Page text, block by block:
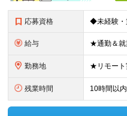
応募資格
給与
勤務地
残業時間 10時間以内